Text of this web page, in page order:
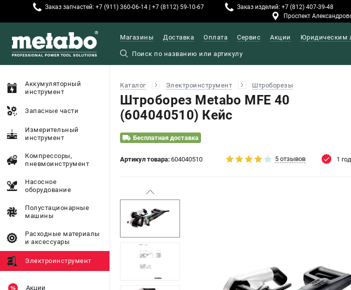
Заказ запчастей: +7 (911) 360-06-14 | +7 (8112) 59-10-67 Заказ изделий: +7 (812) 407-39-48
Проспект
Магазины Доставка Оплата Сервис Акции Юридическим
Аккумуляторный
инструмент
Запасные части
Измерительный
инструмент
Компрессоры,
пневмоинструмент
Насосное
оборудование
Полустационарные
машины
Расходные материалы
и аксессуары
Электроинструмент
Акции
Каталог Электроинструмент Штроборезы
Штроборез Metabo MFE 40
(604040510) Кейс
Бесплатная доставка
Артикул товара: 604040510 5 отзывов 1